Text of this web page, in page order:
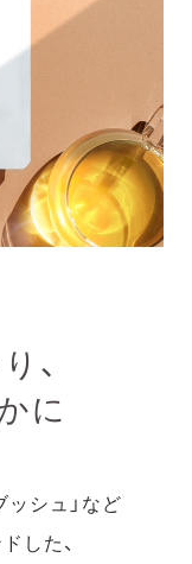
、
に
ッシュ」など
した、